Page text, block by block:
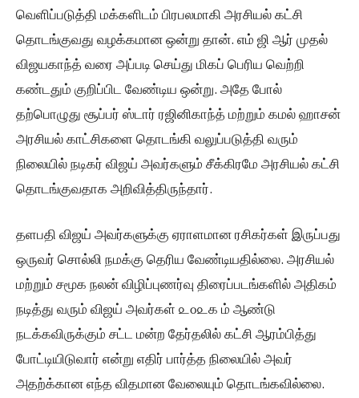
வெளிப்படுத்தி மக்களிடம் பிரபலமாகி அரசியல் கட்சி
தொடங்குவது வழக்கமான ஒன்று தான். எம் ஜி ஆர் முதல்
விஜயகாந்த் வரை அப்படி செய்து மிகப் பெரிய வெற்றி
கண்டதும் குறிப்பிட வேண்டிய ஒன்று. அதே போல்
தற்பொழுது சூப்பர் ஸ்டார் ரஜினிகாந்த் மற்றும் கமல் ஹாசன்
அரசியல் காட்சிகளை தொடங்கி வலுப்படுத்தி வரும்
நிலையில் நடிகர் விஜய் அவர்களும் சீக்கிரமே அரசியல் கட்சி
தொடங்குவதாக அறிவித்திருந்தார்.
தளபதி விஜய் அவர்களுக்கு ஏராளமான ரசிகர்கள் இருப்பது
ஒருவர் சொல்லி நமக்கு தெரிய வேண்டியதில்லை. அரசியல்
மற்றும் சமூக நலன் விழிப்புணர்வு திரைப்படங்களில் அதிகம்
நடித்து வரும் விஜய் அவர்கள் ௨௦௨௧ ம் ஆண்டு
நடக்கவிருக்கும் சட்ட மன்ற தேர்தலில் கட்சி ஆரம்பித்து
போட்டியிடுவார் என்று எதிர் பார்த்த நிலையில் அவர்
அதற்க்கான எந்த விதமான வேலையும் தொடங்கவில்லை.